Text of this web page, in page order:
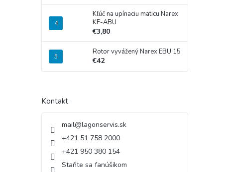
Kľúč na upínaciu maticu Narex
KF-ABU
€3,80
Rotor vyvážený Narex EBU 15
€42
Kontakt
mail@lagonservis.sk
+421 51 758 2000
+421 950 380 154
Staňte sa fanúšikom